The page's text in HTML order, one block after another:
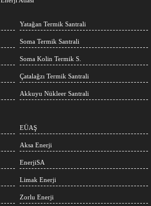
Yatağan Termik Santrali
Soma Termik Santrali
Soma Kolin Termik S.
Çatalağzı Termik Santrali
Akkuyu Nükleer Santrali
EÜAŞ
Aksa Enerji
EnerjiSA
Limak Enerji
Zorlu Enerji